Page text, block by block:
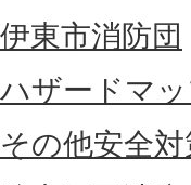
伊東市消防団
ハザードマ
その他安全対